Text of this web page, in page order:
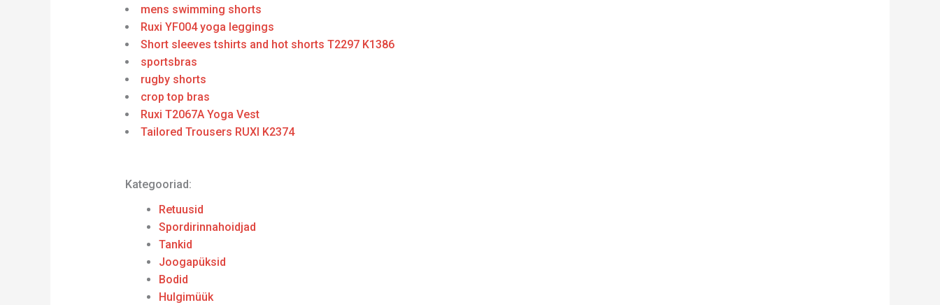
mens swimming shorts
Ruxi YF004 yoga leggings
Short sleeves tshirts and hot shorts T2297 K1386
sportsbras
rugby shorts
crop top bras
Ruxi T2067A Yoga Vest
Tailored Trousers RUXI K2374
Kategooriad:
Retuusid
Spordirinnahoidjad
Tankid
Joogapüksid
Bodid
Hulgimüük